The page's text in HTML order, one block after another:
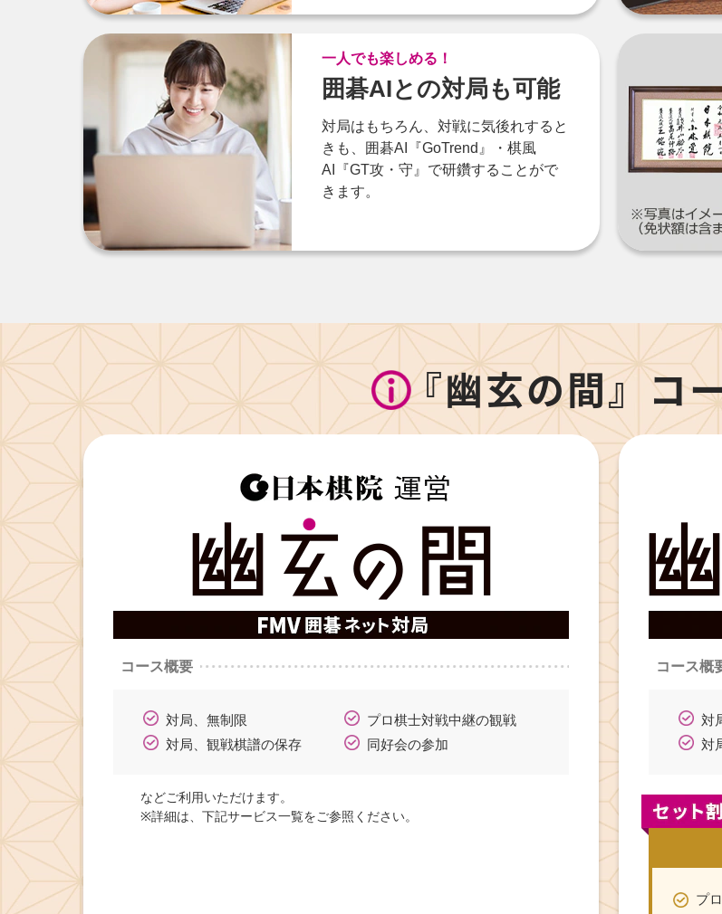
一人でも楽しめる！
囲碁AIとの対局も可能
対局はもちろん、対戦に気後れすると
きも、囲碁AI『GoTrend』・棋風
AI『GT攻・守』で研鑽することがで
きます。
『幽玄の間』コ
コース概要
対局、無制限
プロ棋士対戦中継の観戦
対局、観戦棋譜の保存
同好会の参加
などご利用いただけます。
※詳細は、下記サービス一覧をご参照ください。
コース概
対
対
プ